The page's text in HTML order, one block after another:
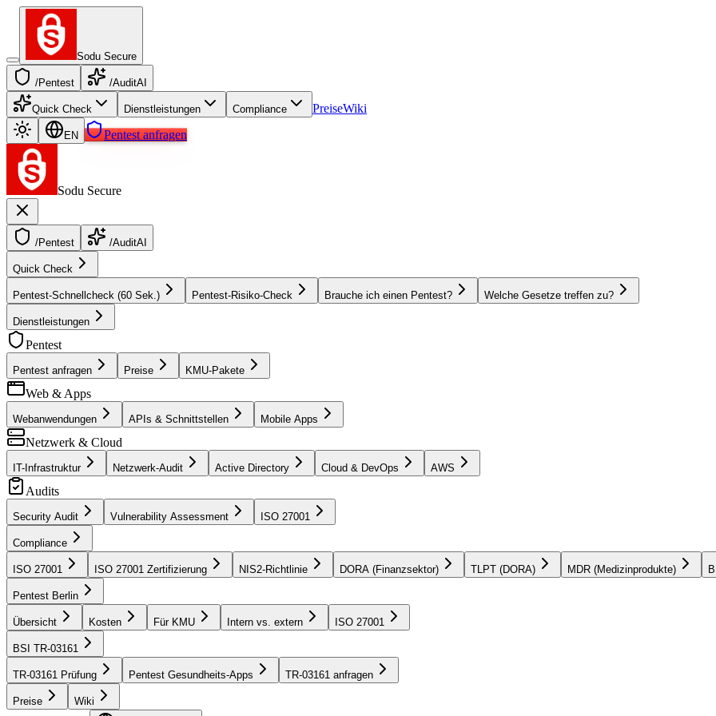
Sodu Secure
/Pentest /AuditAI
Quick Check Dienstleistungen Compliance PreiseWiki
EN Pentest anfragen
Sodu Secure
/Pentest /AuditAI
Quick Check
Pentest-Schnellcheck (60 Sek.) Pentest-Risiko-Check Brauche ich einen Pentest? Welche Gesetze treffen zu?
Dienstleistungen
Pentest
Pentest anfragen Preise KMU-Pakete
Web & Apps
Webanwendungen APIs & Schnittstellen Mobile Apps
Netzwerk & Cloud
IT-Infrastruktur Netzwerk-Audit Active Directory Cloud & DevOps AWS
Audits
Security Audit Vulnerability Assessment ISO 27001
Compliance
ISO 27001 ISO 27001 Zertifizierung NIS2-Richtlinie DORA (Finanzsektor) TLPT (DORA) MDR (Medizinprodukte)
Pentest Berlin
Übersicht Kosten Für KMU Intern vs. extern ISO 27001
BSI TR-03161
TR-03161 Prüfung Pentest Gesundheits-Apps TR-03161 anfragen
Preise Wiki